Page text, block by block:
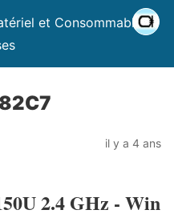
et Consommables
il y a 4 ans
2.4 GHz - Win